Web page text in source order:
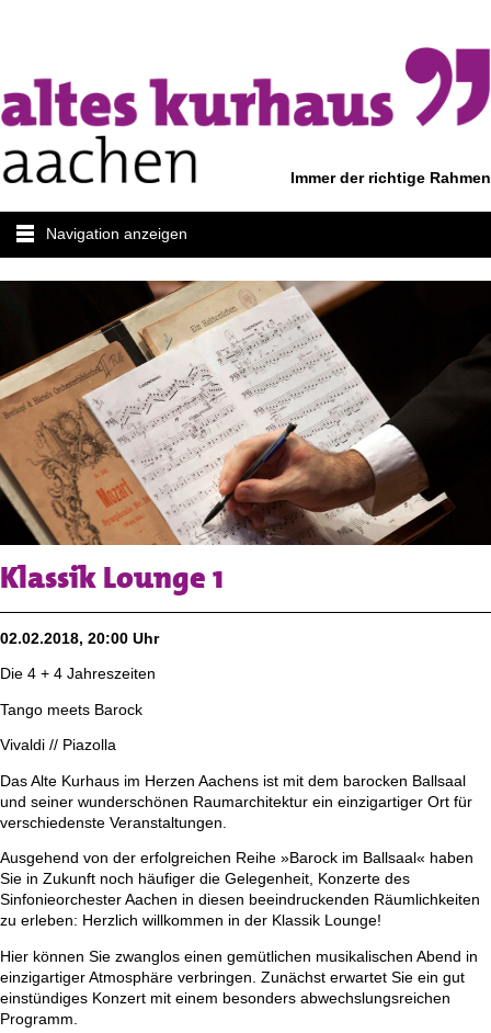
Immer der richtige Rahmen
Navigation anzeigen
Klassik Lounge 1
02.02.2018, 20:00 Uhr
Die 4 + 4 Jahreszeiten
Tango meets Barock
Vivaldi // Piazolla
Das Alte Kurhaus im Herzen Aachens ist mit dem barocken Ballsaal
und seiner wunderschönen Raumarchitektur ein einzigartiger Ort für
verschiedenste Veranstaltungen.
Ausgehend von der erfolgreichen Reihe »Barock im Ballsaal« haben
Sie in Zukunft noch häufiger die Gelegenheit, Konzerte des
Sinfonieorchester Aachen in diesen beeindruckenden Räumlichkeiten
zu erleben: Herzlich willkommen in der Klassik Lounge!
Hier können Sie zwanglos einen gemütlichen musikalischen Abend in
einzigartiger Atmosphäre verbringen. Zunächst erwartet Sie ein gut
einstündiges Konzert mit einem besonders abwechslungsreichen
Programm.